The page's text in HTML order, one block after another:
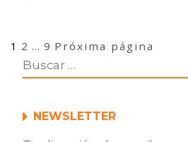
Navegación
de
entradas
Página
1 Página
2 … Página
9 Próxima página
NEWSLETTER